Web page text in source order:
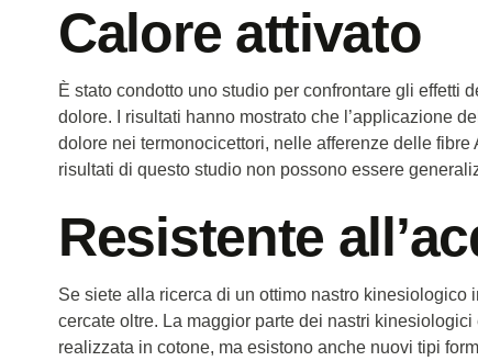
Calore attivato
È stato condotto uno studio per confrontare gli effetti
dolore. I risultati hanno mostrato che l’applicazione
dolore nei termonocicettori, nelle afferenze delle fibre
risultati di questo studio non possono essere
Resistente
Se siete alla ricerca di un ottimo nastro
cercate oltre. La maggior parte dei nastri
realizzata in cotone, ma esistono anche nuovi tipi